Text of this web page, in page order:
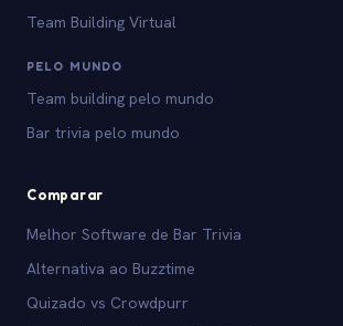
Team Building Virtual
PELO MUNDO
Team building pelo mundo
Bar trivia pelo mundo
Comparar
Melhor Software de Bar Trivia
Alternativa ao Buzztime
Quizado vs Crowdpurr